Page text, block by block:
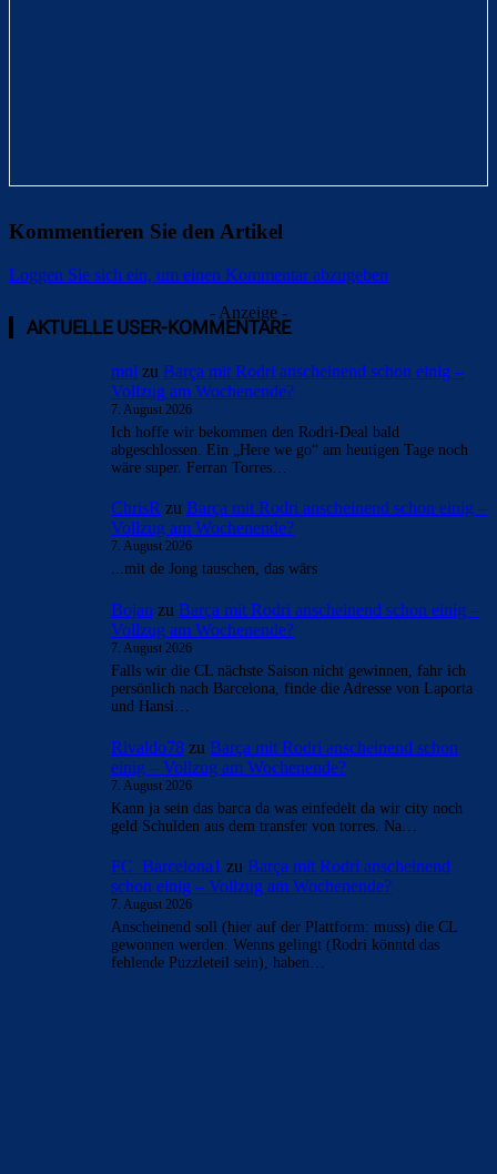
Kommentieren Sie den Artikel
Loggen Sie sich ein, um einen Kommentar abzugeben
AKTUELLE USER-KOMMENTARE
Vollzug am Wochenende?
7. August 2026
Ich hoffe wir bekommen den Rodri-Deal bald
abgeschlossen. Ein „Here we go“ am heutigen Tage noch
wäre super. Ferran Torres…